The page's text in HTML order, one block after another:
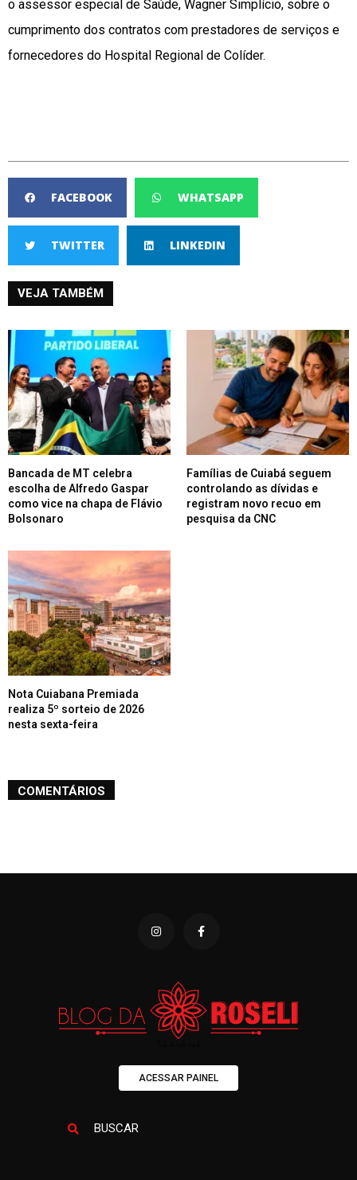
o assessor especial de Saúde, Wagner Simplício, sobre o
cumprimento dos contratos com prestadores de serviços e
fornecedores do Hospital Regional de Colíder.
FACEBOOK WHATSAPP
TWITTER LINKEDIN
VEJA TAMBÉM
Bancada de MT celebra
escolha de Alfredo Gaspar
como vice na chapa de Flávio
Bolsonaro
Famílias de Cuiabá seguem
controlando as dívidas e
registram novo recuo em
pesquisa da CNC
Nota Cuiabana Premiada
realiza 5º sorteio de 2026
nesta sexta-feira
COMENTÁRIOS
ACESSAR PAINEL
BUSCAR